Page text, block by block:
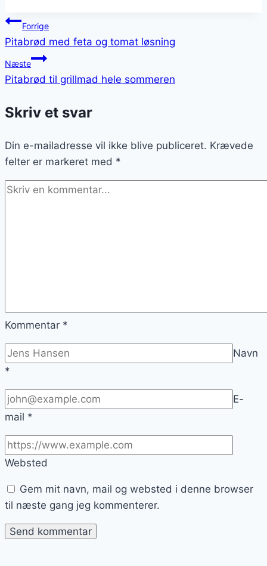
Indlægsnavigation
Forrige
Pitabrød med feta og tomat løsning
Næste
Pitabrød til grillmad hele sommeren
Skriv et svar
Din e-mailadresse vil ikke blive publiceret. Krævede
felter er markeret med *
Kommentar *
Navn
*
E-
mail *
Websted
Gem mit navn, mail og websted i denne browser
til næste gang jeg kommenterer.